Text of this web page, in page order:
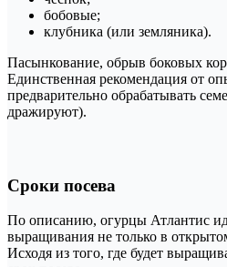
бобовые;
клубника (или земляника).
Пасынкование, обрыв боковых
Единственная рекомендация от
предварительно обрабатывать
дражируют).
Сроки посева
По описанию, огурцы Атлантис
выращивания не только в
Исходя из того, где будет